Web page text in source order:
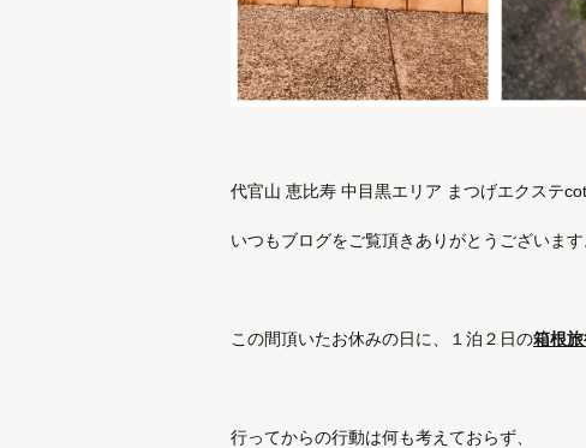
代官山 恵比寿 中目黒エリア まつげエクステ
いつもブログをご覧頂きありがとうございます
この間頂いたお休みの日に、１泊２日の箱根
行ってからの行動は何も考えておらず、